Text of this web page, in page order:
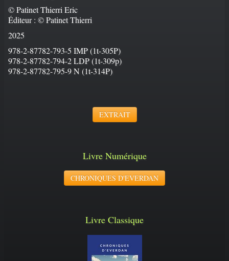
© Patinet Thierri Eric
Éditeur : © Patinet Thierri
2025
978-2-87782-793-5 IMP (1t-305P)
978-2-87782-794-2 LDP (1t-309p)
978-2-87782-795-9 N (1t-314P)
EXTRAIT
Livre Numérique
CHRONIQUES D'EVERDAN
Livre Classique